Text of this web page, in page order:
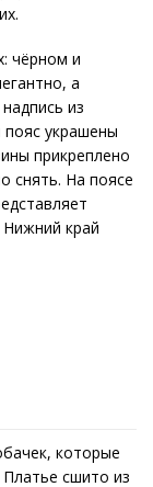
чёрном и
а
из
пояс украшены
прикреплено
снять. На поясе
край
которые
сшито из